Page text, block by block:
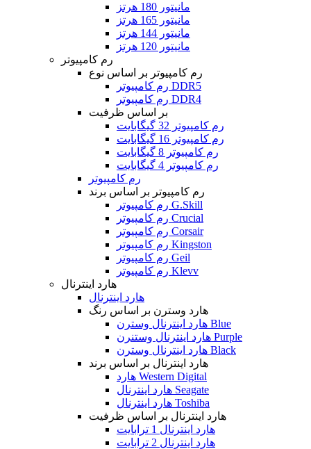
مانیتور 180 هرتز
مانیتور 165 هرتز
مانیتور 144 هرتز
مانیتور 120 هرتز
رم کامپیوتر
رم کامپیوتر بر اساس نوع
رم کامپیوتر DDR5
رم کامپیوتر DDR4
بر اساس ظرفیت
رم کامپیوتر 32 گیگابایت
رم کامپیوتر 16 گیگابایت
رم کامپیوتر 8 گیگابایت
رم کامپیوتر 4 گیگابایت
رم کامپیوتر
رم کامپیوتر بر اساس برند
رم کامپیوتر G.Skill
رم کامپیوتر Crucial
رم کامپیوتر Corsair
رم کامپیوتر Kingston
رم کامپیوتر Geil
رم کامپیوتر Klevv
هارد اینترنال
هارد اینترنال
هارد وسترن بر اساس رنگ
هارد اینترنال وسترن Blue
هارد اینترنال وستنرن Purple
هارد اینترنال وسترن Black
هارد اینترنال بر اساس برند
هارد Western Digital
هارد اینترنال Seagate
هارد اینترنال Toshiba
هارد اینترنال بر اساس ظرفیت
هارد اینترنال 1 ترابایت
هارد اینترنال 2 ترابایت